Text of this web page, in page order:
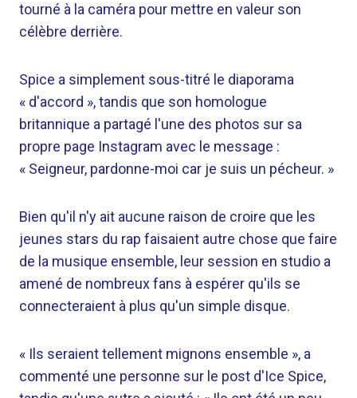
tourné à la caméra pour mettre en valeur son
célèbre derrière.
Spice a simplement sous-titré le diaporama
« d'accord », tandis que son homologue
britannique a partagé l'une des photos sur sa
propre page Instagram avec le message :
« Seigneur, pardonne-moi car je suis un pécheur. »
Bien qu'il n'y ait aucune raison de croire que les
jeunes stars du rap faisaient autre chose que faire
de la musique ensemble, leur session en studio a
amené de nombreux fans à espérer qu'ils se
connecteraient à plus qu'un simple disque.
« Ils seraient tellement mignons ensemble », a
commenté une personne sur le post d'Ice Spice,